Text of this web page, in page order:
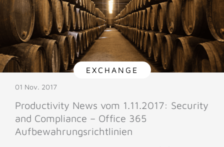
EXCHANGE
01 Nov. 2017
Productivity News vom 1.11.2017: Security
and Compliance – Office 365
Aufbewahrungsrichtlinien